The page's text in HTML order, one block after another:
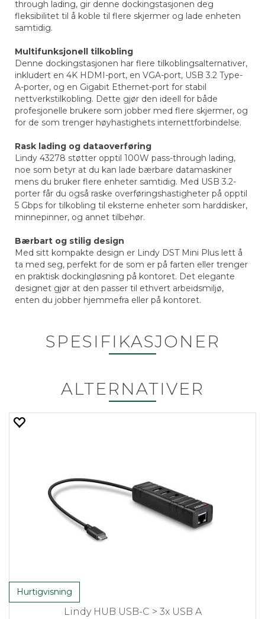
through lading, gir denne dockingstasjonen deg
fleksibilitet til å koble til flere skjermer og lade enheten
samtidig.
Multifunksjonell tilkobling
Denne dockingstasjonen har flere tilkoblingsalternativer,
inkludert en 4K HDMI-port, en VGA-port, USB 3.2 Type-
A-porter, og en Gigabit Ethernet-port for stabil
nettverkstilkobling. Dette gjør den ideell for både
profesjonelle brukere som jobber med flere skjermer, og
for de som trenger høyhastighets internettforbindelse.
Rask lading og dataoverføring
Lindy 43278 støtter opptil 100W pass-through lading,
noe som betyr at du kan lade bærbare datamaskiner
mens du bruker flere enheter samtidig. Med USB 3.2-
porter får du også raske overføringshastigheter på opptil
5 Gbps for tilkobling til eksterne enheter som harddisker,
minnepinner, og annet tilbehør.
Bærbart og stilig design
Med sitt kompakte design er Lindy DST Mini Plus lett å
ta med seg, perfekt for de som er på farten eller trenger
en praktisk dockingløsning på kontoret. Det elegante
designet gjør at den passer til ethvert arbeidsmiljø,
enten du jobber hjemmefra eller på kontoret.
SPESIFIKASJONER
ALTERNATIVER
Hurtigvisning
Lindy HUB USB-C > 3x USB A